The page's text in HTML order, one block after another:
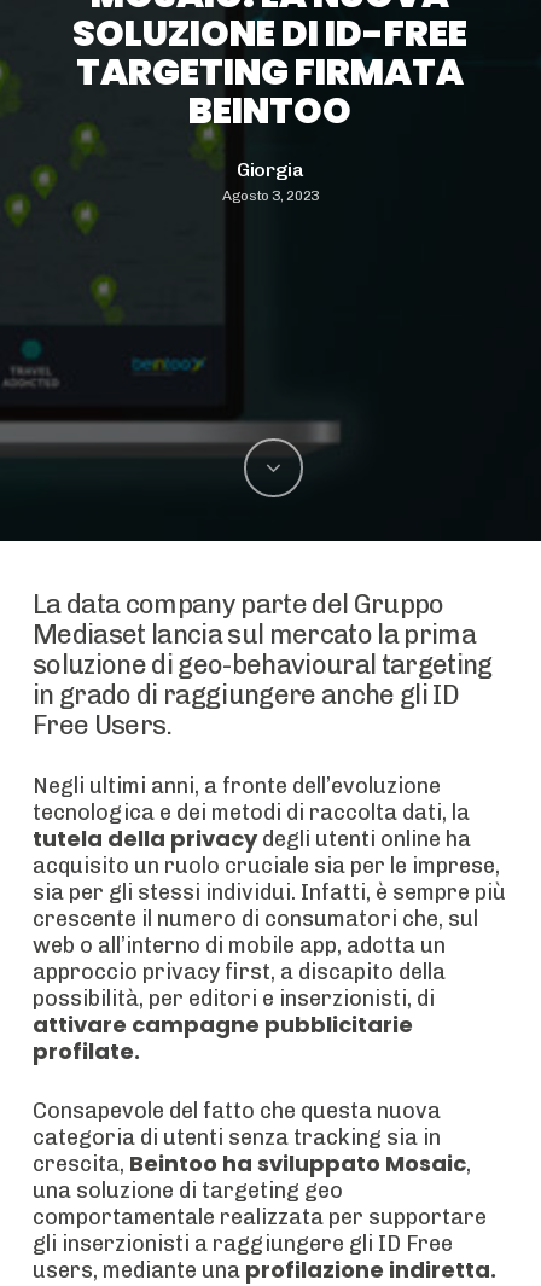
SOLUZIONE DI ID-FREE
TARGETING FIRMATA
BEINTOO
Giorgia
Agosto 3, 2023
La data company parte del Gruppo
Mediaset lancia sul mercato la prima
soluzione di geo-behavioural targeting
in grado di raggiungere anche gli ID
Free Users.
Negli ultimi anni, a fronte dell’evoluzione
tecnologica e dei metodi di raccolta dati, la
tutela della privacydegli utenti online ha
acquisito un ruolo cruciale sia per le imprese,
sia per gli stessi individui. Infatti, è sempre più
crescente il numero di consumatori che, sul
web o all’interno di mobile app, adotta un
approccio privacy first, a discapito della
possibilità, per editori e inserzionisti, di
attivare campagne pubblicitarie
profilate.
Consapevole del fatto che questa nuova
categoria di utenti senza tracking sia in
crescita, Beintoo ha sviluppato Mosaic,
una soluzione di targeting geo
comportamentale realizzata per supportare
gli inserzionisti a raggiungere gli ID Free
users, mediante una profilazione indiretta.